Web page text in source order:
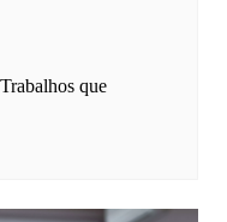
que